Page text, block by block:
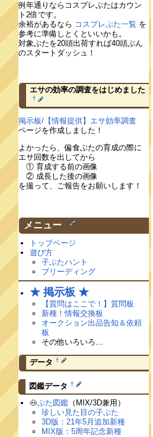
例年通りならコスプレぶたはカウン
ト2倍です。
余裕があるなら コスプレぶた一覧 を
参考に準備しとくといいかも。
対象ぶたを20頭出荷すれば40頭ぶん
のスタートダッシュ！
エサの効率の調査をはじめました
†
掲示板/【情報提供】エサ効率調査
ページを作成しました！
よかったら、偏食ぶたの育成の際に
エサ回数を出してから
① 育成する前の画像
② 成長した後の画像
を撮って、ご報告をお願いします！
メニュー †
トップページ
遊び方
子ぶたハント
ブリーディング
★ 掲示板 ★
【質問はここで！】質問板
新種！情報交換板
オークション出品告知＆依頼
板
その他いろいろ…
データ †
図鑑データ †
🐽ぶた図鑑 （MIX/3D兼用）
珍しい見た目の子ぶた
3D版：21年5月追加新種
MIX版：5周年記念新種